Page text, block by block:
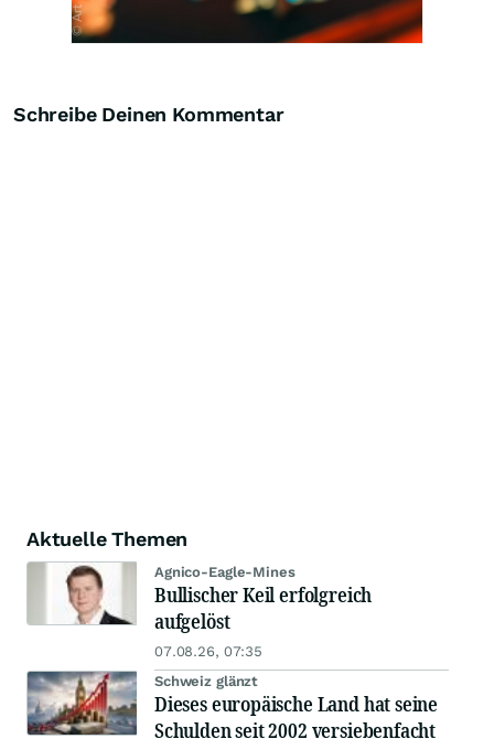
Schreibe Deinen Kommentar
Aktuelle Themen
Agnico-Eagle-Mines
Bullischer Keil erfolgreich
aufgelöst
07.08.26, 07:35
Schweiz glänzt
Dieses europäische Land hat seine
Schulden seit 2002 versiebenfacht